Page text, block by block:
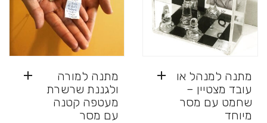
המוצר
המוצר
מתנה למורה
ולגננת שרשרת
מעטפה קטנה
עם מסר
מתנה למנהל או
עובד מצטיין –
שחמט עם מסר
מיוחד